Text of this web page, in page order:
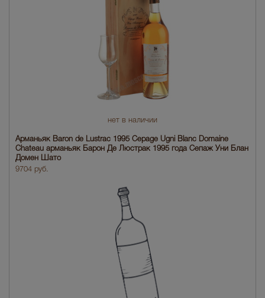
нет в наличии
Арманьяк Baron de Lustrac 1995 Cepage Ugni Blanc Domaine
Chateau арманьяк Барон Де Люстрак 1995 года Сепаж Уни Блан
Домен Шато
9704 руб.